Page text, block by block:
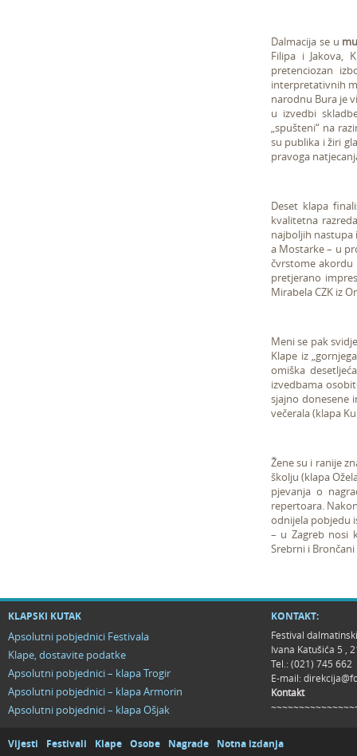
Dalmacija se u
Filipa i Jakova,
pretenciozan
interpretativnih
narodnu Bura je
u izvedbi
„spušteni“ na
su publika i žiri
pravoga
Deset klapa
kvalitetna
najboljih nastupa
a Mostarke – u
čvrstome akordu
pretjerano
Mirabela CZK iz
Meni se pak
Klape iz
omiška
izvedbama
sjajno donesene
večerala (klapa
Žene su i ranije
školju (klapa
pjevanja o
repertoara.
odnijela pobjedu
– u Zagreb nosi
Srebrni i
KLAPSKI KUTAK
Apsolutni pobjednici Festivala
Klape, dostavite podatke
Apsolutni pobjednici – klapa Trogir
Apsolutni pobjednici – klapa Armorin
Apsolutni pobjednici – klapa Ošjak
KONTAKT:
Festival
Ivana Katušića 5 ,
Tel.: (021) 745 662
E-mail:
Kontakt
Vijesti Festivali Klape Osobe Nagrade Notna izdanja